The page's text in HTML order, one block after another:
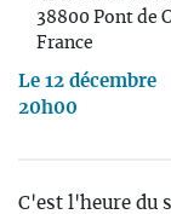
38800 Pont de
France
Le 12 décembre
20h00
C'est l'heure du